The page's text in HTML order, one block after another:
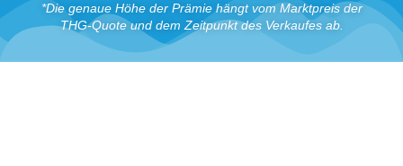
*Die genaue Höhe der Prämie hängt vom Marktpreis der
THG-Quote und dem Zeitpunkt des Verkaufes ab.